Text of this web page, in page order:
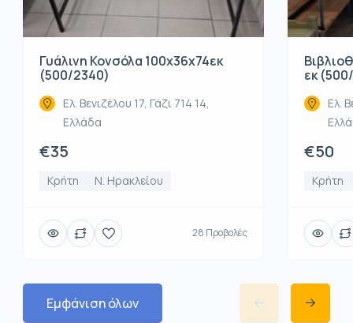
Γυάλινη Κονσόλα 100x36x74εκ
(500/2340)
Ελ. Βενιζέλου 17, Γάζι 714 14,
Ελλάδα
€35
Κρήτη Ν. Ηρακλείου
28 Προβολές
εκ
Ελ.
€50
Κρήτη
Εμφάνιση όλων